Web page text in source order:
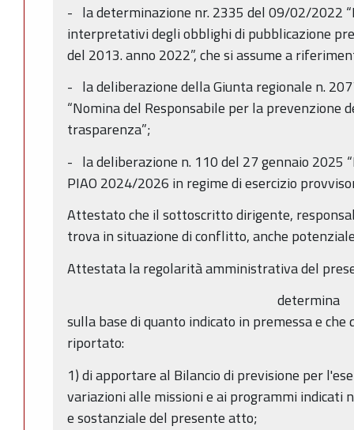
- la determinazione nr. 2335 del 09/02/2022
interpretativi degli obblighi di pubblicazione
del 2013. anno 2022”, che si assume a
- la deliberazione della Giunta regionale n.
“Nomina del Responsabile per la prevenzione
trasparenza”;
- la deliberazione n. 110 del 27 gennaio 2025
PIAO 2024/2026 in regime di esercizio
Attestato che il sottoscritto dirigente,
trova in situazione di conflitto, anche
Attestata la regolarità amministrativa del
determina
sulla base di quanto indicato in premessa e
riportato:
1) di apportare al Bilancio di previsione per
variazioni alle missioni e ai programmi indicati
e sostanziale del presente atto;